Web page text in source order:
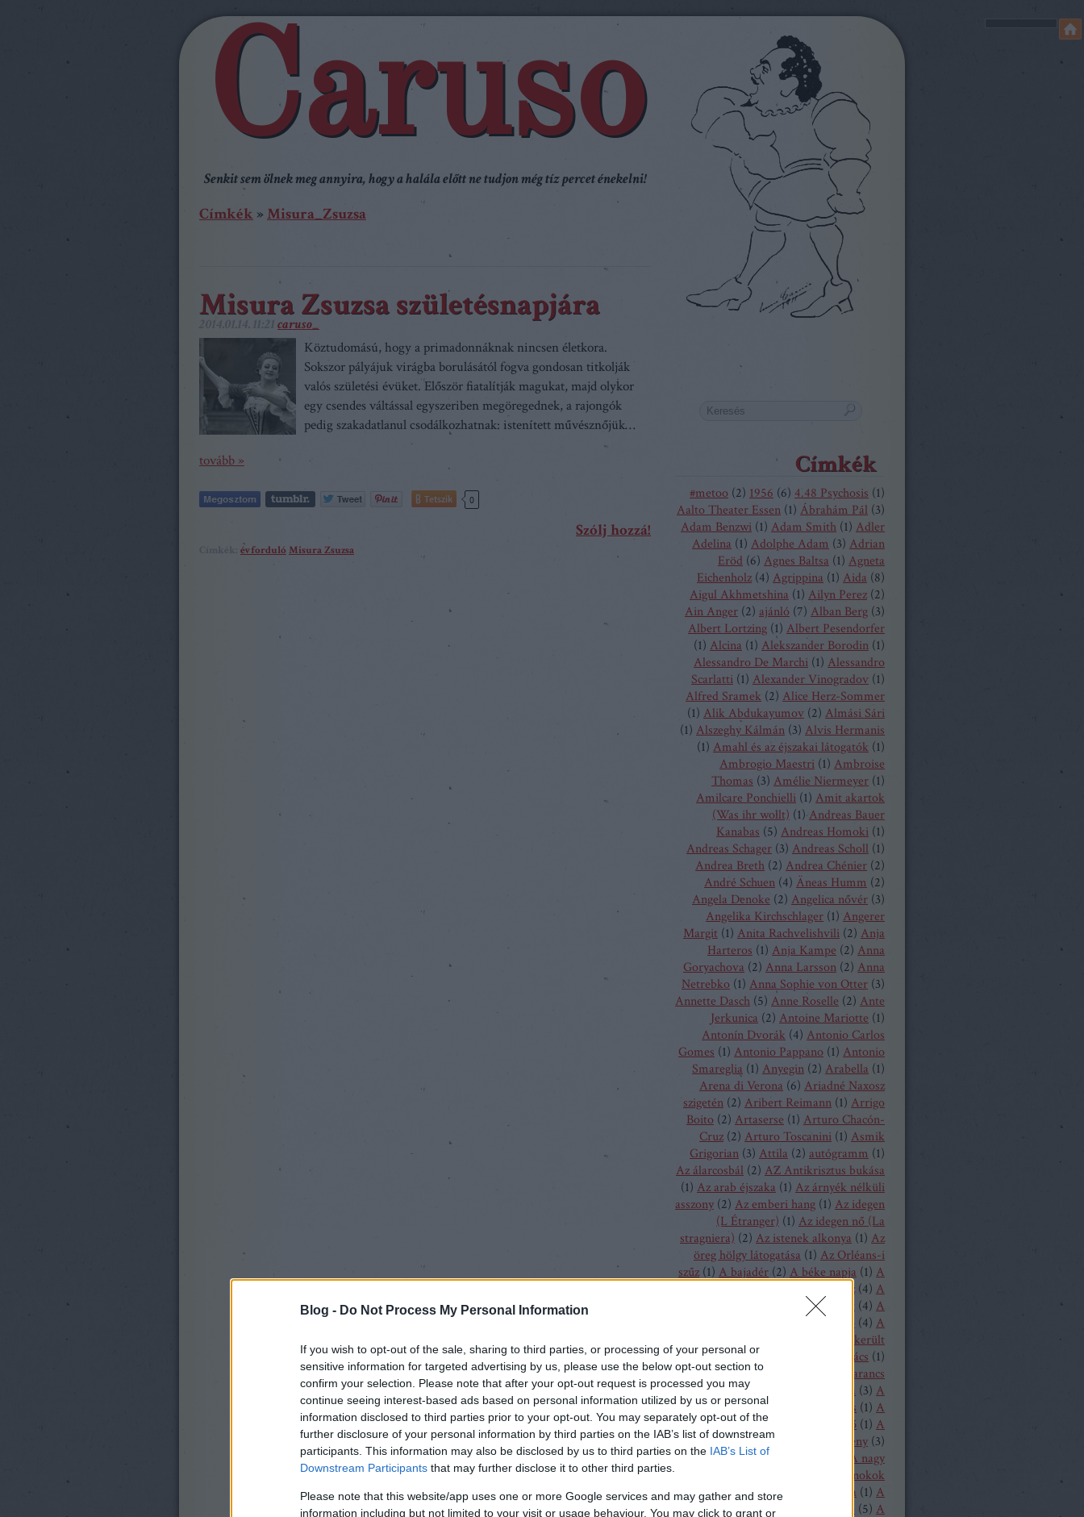
Blog - Do Not Process My Personal Information
If you wish to opt-out of the sale, sharing to third parties, or processing of your personal or
sensitive information for targeted advertising by us, please use the below opt-out section to
confirm your selection. Please note that after your opt-out request is processed you may
continue seeing interest-based ads based on personal information utilized by us or personal
information disclosed to third parties prior to your opt-out. You may separately opt-out of the
further disclosure of your personal information by third parties on the IAB’s list of downstream
participants. This information may also be disclosed by us to third parties on the IAB’s List of
Downstream Participants that may further disclose it to other third parties.
Please note that this website/app uses one or more Google services and may gather and store
information including but not limited to your visit or usage behaviour. You may click to grant or
Caruso
Senkit sem ölnek meg annyira, hogy a halála előtt ne tudjon még tíz percet énekelni!
Címkék » Misura_Zsuzsa
Misura Zsuzsa születésnapjára
caruso_
Köztudomású, hogy a primadonnáknak nincsen életkora.
Sokszor pályájuk virágba borulásától fogva gondosan titkolják
valós születési évüket. Először fiatalítják magukat, majd olykor
egy csendes váltással egyszeriben megöregednek, a rajongók
pedig szakadatlanul csodálkozhatnak: istenített művésznőjük…
tovább »
Tetszik 0
Szólj hozzá!
évforduló Misura Zsuzsa
Címkék
#metoo (2) 1956 (6) 4.48 Psychosis (1)
Aalto Theater Essen (1) Ábrahám Pál (3)
Adam Benzwi (1) Adam Smith (1) Adler
Adelina (1) Adolphe Adam (3) Adrian
Eröd (6) Agnes Baltsa (1) Agneta
Eichenholz (4) Agrippina (1) Aida (8)
Aigul Akhmetshina (1) Ailyn Perez (2)
Ain Anger (2) ajánló (7) Alban Berg (3)
Albert Lortzing (1) Albert Pesendorfer
(1) Alcina (1) Alekszander Borodin (1)
Alessandro De Marchi (1) Alessandro
Scarlatti (1) Alexander Vinogradov (1)
Alfred Sramek (2) Alice Herz-Sommer
(1) Alik Abdukayumov (2) Almási Sári
(1) Alszeghy Kálmán (3) Alvis Hermanis
(1) Amahl és az éjszakai látogatók (1)
Ambrogio Maestri (1) Ambroise
Thomas (3) Amélie Niermeyer (1)
Amilcare Ponchielli (1) Amit akartok
(Was ihr wollt) (1) Andreas Bauer
Kanabas (5) Andreas Homoki (1)
Andreas Schager (3) Andreas Scholl (1)
Andrea Breth (2) Andrea Chénier (2)
André Schuen (4) Äneas Humm (2)
Angela Denoke (2) Angelica nővér (3)
Angelika Kirchschlager (1) Angerer
Margit (1) Anita Rachvelishvili (2) Anja
Harteros (1) Anja Kampe (2) Anna
Goryachova (2) Anna Larsson (2) Anna
Netrebko (1) Anna Sophie von Otter (3)
Annette Dasch (5) Anne Roselle (2) Ante
Jerkunica (2) Antoine Mariotte (1)
Antonín Dvorák (4) Antonio Carlos
Gomes (1) Antonio Pappano (1) Antonio
Smareglia (1) Anyegin (2) Arabella (1)
Arena di Verona (6) Ariadné Naxosz
szigetén (2) Aribert Reimann (1) Arrigo
Boito (2) Artaserse (1) Arturo Chacón-
Cruz (2) Arturo Toscanini (1) Asmik
Grigorian (3) Attila (2) autógramm (1)
Az álarcosbál (2) AZ Antikrisztus bukása
(1) Az arab éjszaka (1) Az árnyék nélküli
asszony (2) Az emberi hang (1) Az idegen
(L Étranger) (1) Az idegen nő (La
stragniera) (2) Az istenek alkonya (1) Az
öreg hölgy látogatása (1) Az Orléans-i
szűz (1) A bajadér (2) A béke napja (1) A
A bűvös vadász (4) A
A csavar fordul egyet (4) A
(4) A
A félresikerült
menyasszonycsere
A genti kovács (1)
A hallgatag asszony
A három narancs
szerelmese
A hattyúk tava (3) A
holtak házából
A játékos (1) A
kaméliás hölgy
A kegyencnő (1) A
kékszakállú herceg vára
A köpeny (3)
A láng (1) A loudoni ördögök
A nagy
A nürnbergi mesterdalnokok
(2) A Nyugat lánya A próféta (1) A
puritánok (1) (5) A